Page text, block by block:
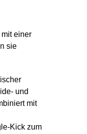
einer
sie
und
mit
Kick zum